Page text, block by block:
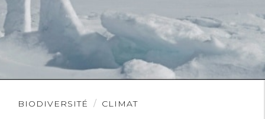
BIODIVERSITÉ CLIMAT
Lire